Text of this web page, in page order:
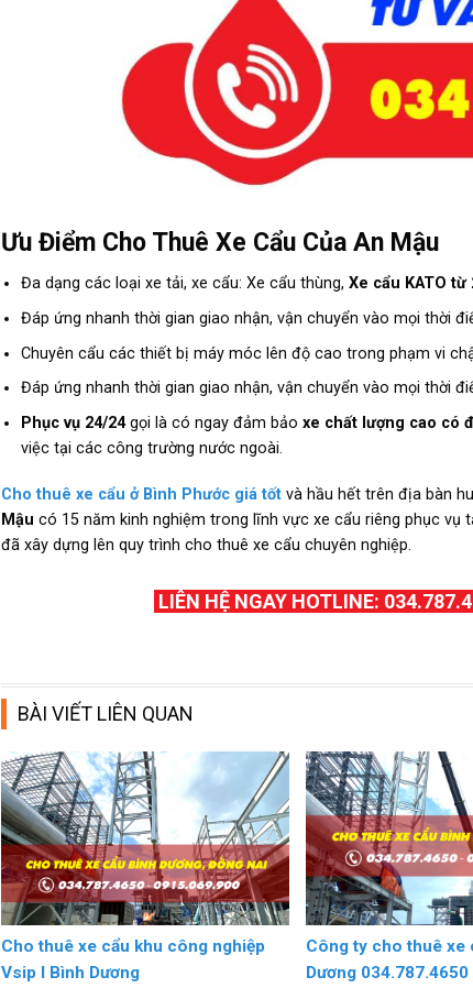
Ưu Điểm Cho Thuê Xe Cẩu Của An Mậu
Đa dạng các loại xe tải, xe cẩu: Xe cẩu thùng,Xe cẩu KATO từ
Đáp ứng nhanh thời gian giao nhận, vận chuyển vào mọi thời
Chuyên cẩu các thiết bị máy móc lên độ cao trong phạm vi
Đáp ứng nhanh thời gian giao nhận, vận chuyển vào mọi thời
Phục vụ 24/24gọi là có ngay đảm bảoxe chất lượng cao có
việc tại các công trường nước ngoài.
Cho thuê xe cẩu ở Bình Phước giá tốtvà hầu hết trên địa bàn
Mậu có 15 năm kinh nghiệm trong lĩnh vực xe cẩu riêng phục vụ
đã xây dựng lên quy trình cho thuê xe cẩu chuyên nghiệp.
LIÊN HỆ NGAY HOTLINE:
BÀI VIẾT LIÊN QUAN
Cho thuê xe cẩu khu công nghiệp
Vsip I Bình Dương
Công ty cho thuê xe
Dương 034.787.4650